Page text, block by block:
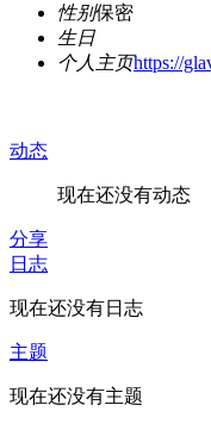
性别保密
生日
个人主页https://
动态
现在还没有动态
分享
日志
现在还没有日志
主题
现在还没有主题